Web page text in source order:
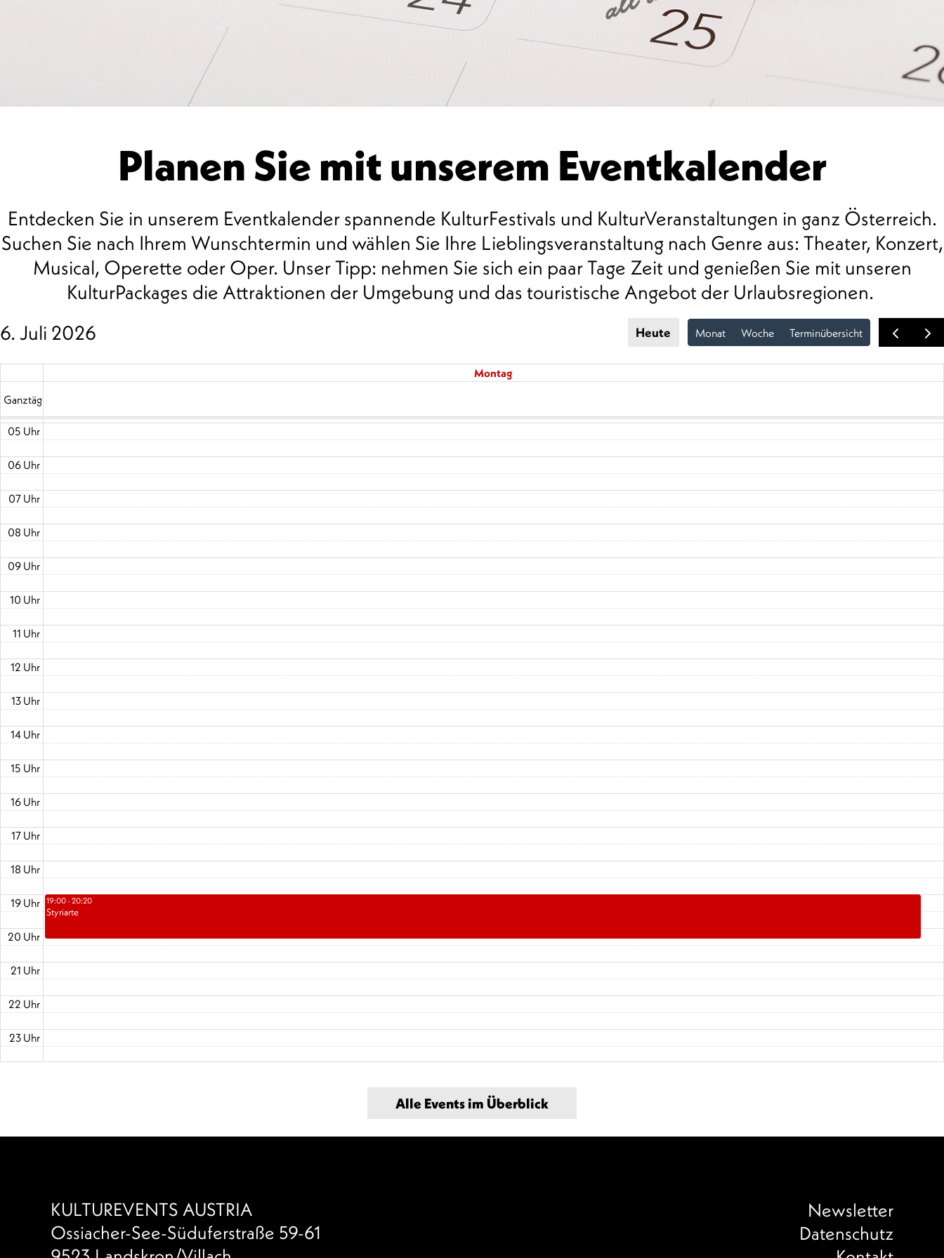
Planen Sie mit unserem Eventkalender
Entdecken Sie in unserem Eventkalender spannende KulturFestivals und KulturVeranstaltungen in ganz Österreich.
Suchen Sie nach Ihrem Wunschtermin und wählen Sie Ihre Lieblingsveranstaltung nach Genre aus: Theater, Konzert,
Musical, Operette oder Oper. Unser Tipp: nehmen Sie sich ein paar Tage Zeit und genießen Sie mit unseren
KulturPackages die Attraktionen der Umgebung und das touristische Angebot der Urlaubsregionen.
6. Juli 2026
Heute Monat Woche Terminübersicht
Montag
Ganztägig
00 Uhr
02 Uhr
03 Uhr
04 Uhr
05 Uhr
06 Uhr
07 Uhr
08 Uhr
09 Uhr
10 Uhr
11 Uhr
12 Uhr
13 Uhr
14 Uhr
15 Uhr
16 Uhr
17 Uhr
18 Uhr
19 Uhr
20 Uhr
21 Uhr
22 Uhr
23 Uhr
19:00 - 20:20
Styriarte
Alle Events im Überblick
KULTUREVENTS AUSTRIA
Ossiacher-See-Süduferstraße 59-61
Newsletter
Datenschutz